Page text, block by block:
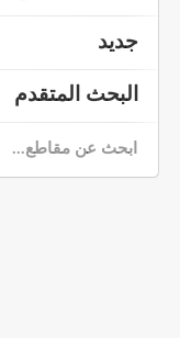
جديد
البحث المتقدم